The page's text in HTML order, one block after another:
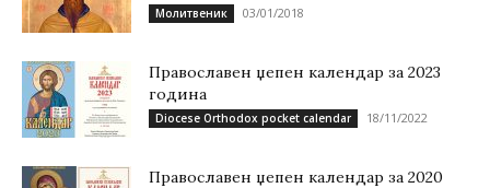
Молитвеник 03/01/2018
Православен џепен календар за 2023
година
Diocese Orthodox pocket calendar 18/11/2022
Православен џепен календар за 2020